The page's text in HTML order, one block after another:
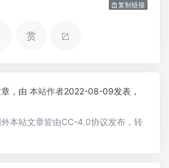
复制链接
赏
，由 本站作者2022-08-09发表，
本站文章皆由CC-4.0协议发布，转